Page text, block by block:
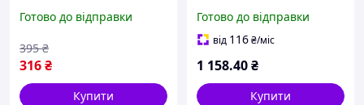
Готово до відправки
316₴
395 ₴
Купити
генератора Alloid. M07
Готово до відправки
від 116₴/міс
1 158.40₴
Купити